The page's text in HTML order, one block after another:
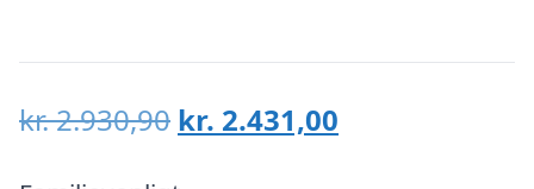
kr.2.930,90 Den
kr. 2.431,00